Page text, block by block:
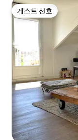
게스트 선호
게스트 선호